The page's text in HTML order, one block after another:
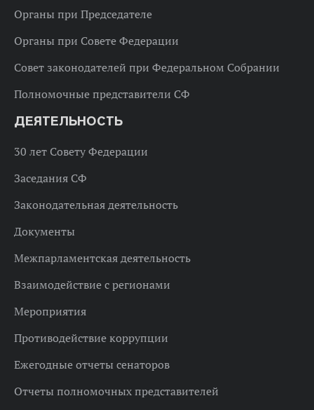
Органы при Председателе
Органы при Совете Федерации
Совет законодателей при Федеральном Собрании
Полномочные представители СФ
ДЕЯТЕЛЬНОСТЬ
30 лет Совету Федерации
Заседания СФ
Законодательная деятельность
Документы
Межпарламентская деятельность
Взаимодействие с регионами
Мероприятия
Противодействие коррупции
Ежегодные отчеты сенаторов
Отчеты полномочных представителей